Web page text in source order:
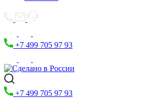
+7 499 705 97 93
+7 499 705 97 93